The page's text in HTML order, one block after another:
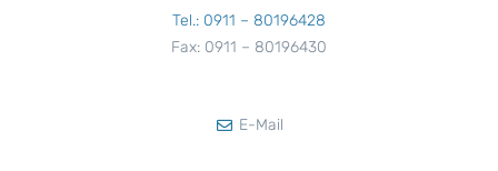
Tel.: 0911 – 80196428
Fax: 0911 – 80196430
E-Mail